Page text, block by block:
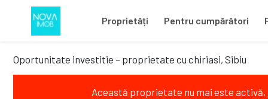
Proprietăți Pentru cumpărători
Oportunitate investitie – proprietate cu chiriasi, Sibiu
Această proprietate nu mai este activă,